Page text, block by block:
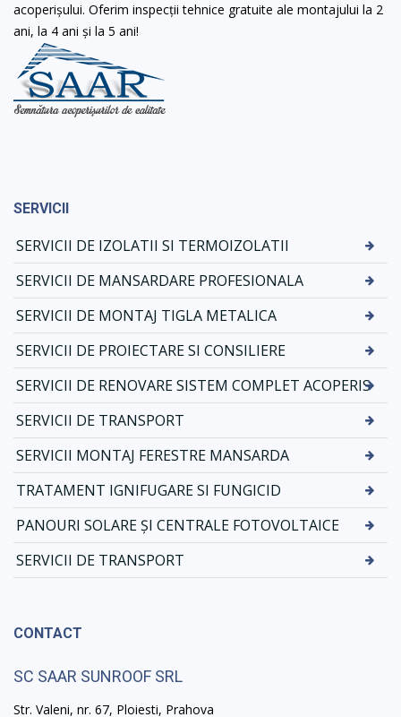
acoperișului. Oferim inspecții tehnice gratuite ale montajului la 2
ani, la 4 ani și la 5 ani!
SERVICII
SERVICII DE IZOLATII SI TERMOIZOLATII
SERVICII DE MANSARDARE PROFESIONALA
SERVICII DE MONTAJ TIGLA METALICA
SERVICII DE PROIECTARE SI CONSILIERE
SERVICII DE RENOVARE SISTEM COMPLET ACOPERIS
SERVICII DE TRANSPORT
SERVICII MONTAJ FERESTRE MANSARDA
TRATAMENT IGNIFUGARE SI FUNGICID
PANOURI SOLARE ȘI CENTRALE FOTOVOLTAICE
SERVICII DE TRANSPORT
CONTACT
SC SAAR SUNROOF SRL
Str. Valeni, nr. 67, Ploiesti, Prahova